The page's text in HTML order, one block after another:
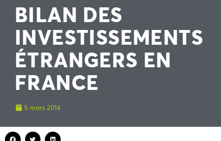
BILAN DES
INVESTISSEMENTS
ÉTRANGERS EN
FRANCE
5 mars 2014